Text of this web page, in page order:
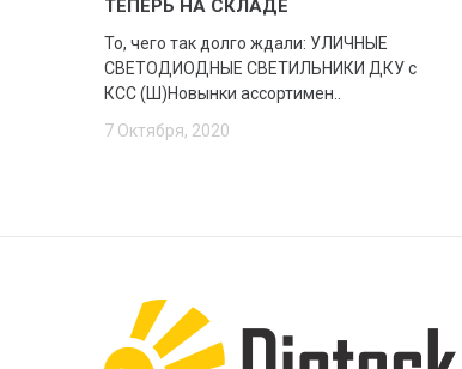
ТЕПЕРЬ НА СКЛАДЕ
То, чего так долго ждали: УЛИЧНЫЕ
СВЕТОДИОДНЫЕ СВЕТИЛЬНИКИ ДКУ с
КСС (Ш)Новынки ассортимен..
7 Октября, 2020